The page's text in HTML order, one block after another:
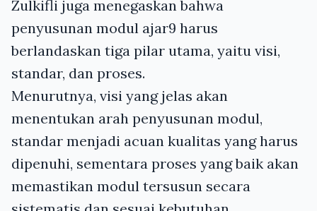
Zulkifli juga menegaskan bahwa
penyusunan modul ajar9 harus
berlandaskan tiga pilar utama, yaitu visi,
standar, dan proses.
Menurutnya, visi yang jelas akan
menentukan arah penyusunan modul,
standar menjadi acuan kualitas yang harus
dipenuhi, sementara proses yang baik akan
memastikan modul tersusun secara